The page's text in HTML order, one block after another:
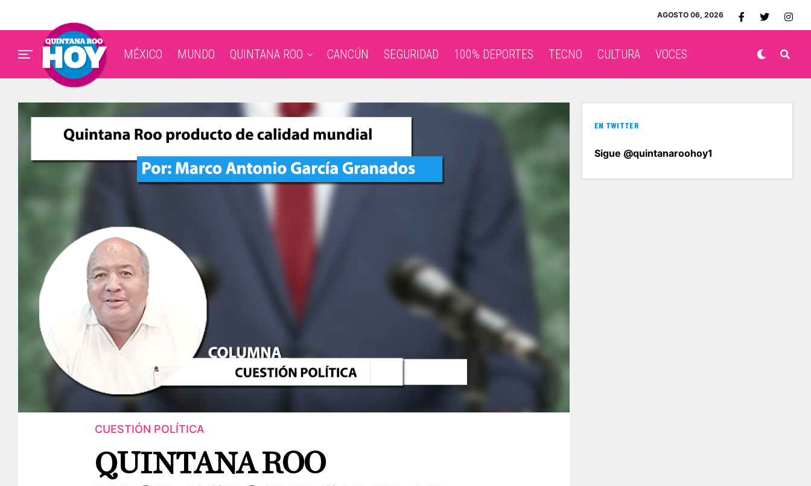
AGOSTO 06, 2026
MÉXICO MUNDO QUINTANA ROO CANCÚN SEGURIDAD 100% DEPORTES TECNO CULTURA VOCES
CUESTIÓN POLÍTICA
QUINTANA ROO
EN TWITTER
Sigue @quintanaroohoy1